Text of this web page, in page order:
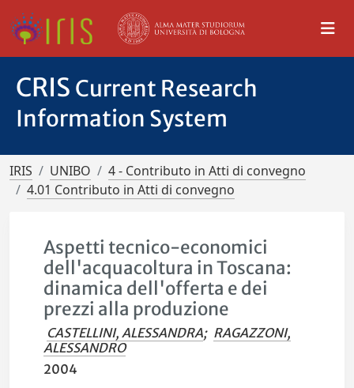
CRIS Current Research
Information System
IRIS UNIBO
4 - Contributo in Atti di convegno
4.01 Contributo in Atti di convegno
Aspetti tecnico-economici
dell'acquacoltura in Toscana:
dinamica dell'offerta e dei
prezzi alla produzione
CASTELLINI, ALESSANDRA; RAGAZZONI,
ALESSANDRO
2004